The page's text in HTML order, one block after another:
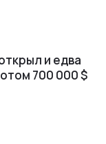
и едва
700 000 $